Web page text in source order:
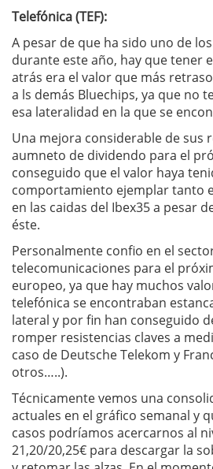
Telefónica (TEF):
A pesar de que ha sido uno de
durante este año, hay que tener
atrás era el valor que más
a ls demás Bluechips, ya que no
esa lateralidad en la que se
Una mejora considerable de sus
aumneto de dividendo para el
conseguido que el valor haya
comportamiento ejemplar tanto
en las caidas del Ibex35 a pesar
éste.
Personalmente confio en el
telecomunicaciones para el
europeo, ya que hay muchos
telefónica se encontraban
lateral y por fin han conseguido
romper resistencias claves a
caso de Deutsche Telekom y
otros…..).
Técnicamente vemos una
actuales en el gráfico semanal y
casos podríamos acercarnos al
21,20/20,25€ para descargar la